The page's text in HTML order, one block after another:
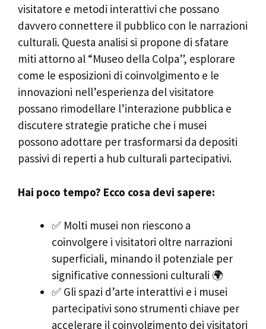
visitatore e metodi interattivi che possano
davvero connettere il pubblico con le narrazioni
culturali. Questa analisi si propone di sfatare
miti attorno al “Museo della Colpa”, esplorare
come le esposizioni di coinvolgimento e le
innovazioni nell’esperienza del visitatore
possano rimodellare l’interazione pubblica e
discutere strategie pratiche che i musei
possono adottare per trasformarsi da depositi
passivi di reperti a hub culturali partecipativi.
Hai poco tempo? Ecco cosa devi sapere:
✅ Molti musei non riescono a
coinvolgere i visitatori oltre narrazioni
superficiali, minando il potenziale per
significative connessioni culturali 🌍
✅ Gli spazi d’arte interattivi e i musei
partecipativi sono strumenti chiave per
accelerare il coinvolgimento dei visitatori